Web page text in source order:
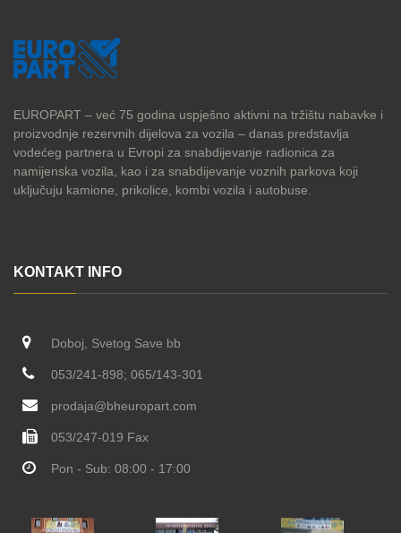
EUROPART – već 75 godina uspješno aktivni na tržištu nabavke i
proizvodnje rezervnih dijelova za vozila – danas predstavlja
vodećeg partnera u Evropi za snabdijevanje radionica za
namijenska vozila, kao i za snabdijevanje voznih parkova koji
uključuju kamione, prikolice, kombi vozila i autobuse.
KONTAKT INFO
Doboj, Svetog Save bb
053/241-898; 065/143-301
prodaja@bheuropart.com
053/247-019 Fax
Pon - Sub: 08:00 - 17:00